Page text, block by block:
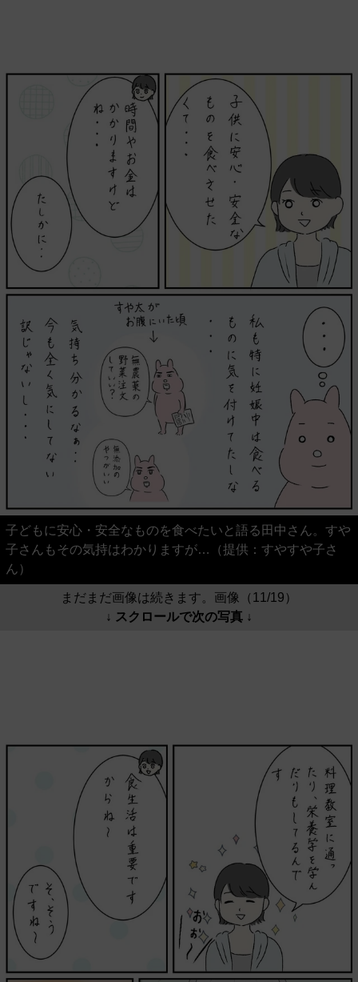
子どもに安心・安全なものを食べたいと語る田中さん。すや
子さんもその気持はわかりますが…（提供：すやすや子さ
ん）
まだまだ画像は続きます。画像（11/19）
↓ スクロールで次の写真 ↓